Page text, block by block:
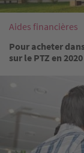
Aides financières
Pour acheter
sur le PTZ en